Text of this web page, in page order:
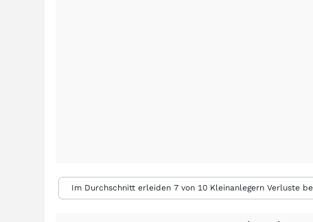
Im Durchschnitt erleiden 7 von 10 Kleinanlegern Verluste